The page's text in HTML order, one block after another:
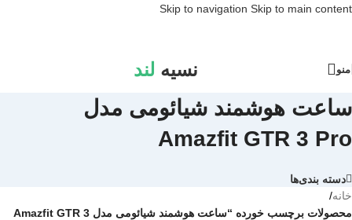
Skip to navigation Skip to main content
منو نسیه لند
ساعت هوشمند شیائومی مدل
Amazfit GTR 3 Pro
دسته بندی‌ها
خانه/
محصولات برچسب خورده “ساعت هوشمند شیائومی مدل Amazfit GTR 3